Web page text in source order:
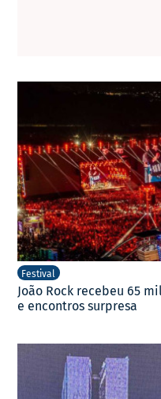
Festival
João Rock recebeu 65
e encontros surpresa